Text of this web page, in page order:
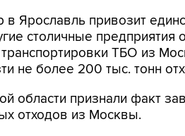
Ярославль привозит
столичные предприятия
ТБО из
не более 200 тыс. тонн
области признали факт
отходов из Москвы.